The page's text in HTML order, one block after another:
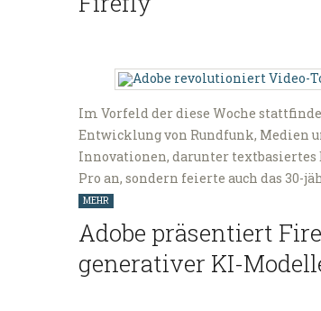
Im Vorfeld der diese Woche
Entwicklung von Rundfunk, Medien
Innovationen, darunter
Pro an, sondern feierte auch das 30-
MEHR
Adobe präsentiert
generativer KI-